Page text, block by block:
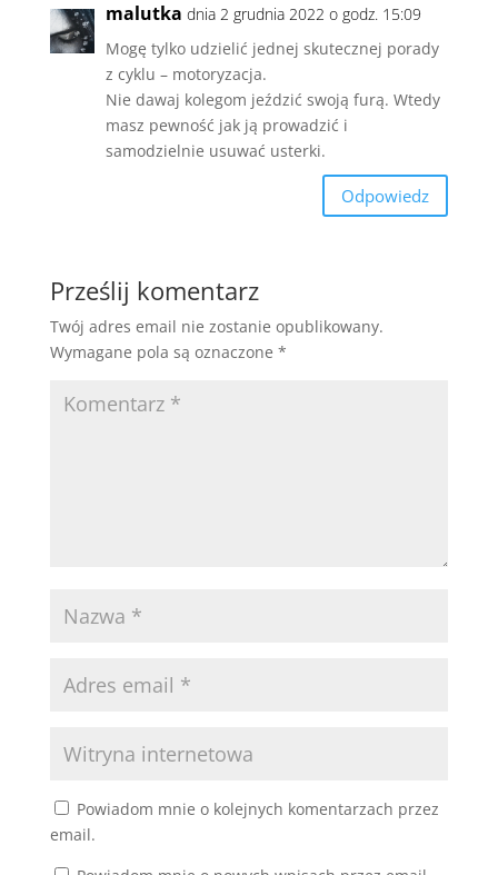
malutka dnia 2 grudnia 2022 o godz. 15:09
Mogę tylko udzielić jednej skutecznej porady
z cyklu – motoryzacja.
Nie dawaj kolegom jeździć swoją furą. Wtedy
masz pewność jak ją prowadzić i
samodzielnie usuwać usterki.
Odpowiedz
Prześlij komentarz
Twój adres email nie zostanie opublikowany.
Wymagane pola są oznaczone *
Powiadom mnie o kolejnych komentarzach przez
email.